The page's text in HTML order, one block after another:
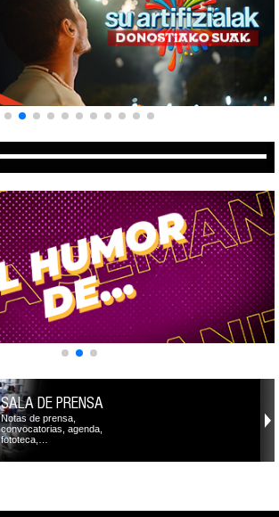
SALA DE PRENSA
Notas de prensa,
convocatorias, agenda,
fototeca,…